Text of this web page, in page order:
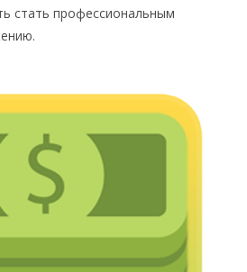
стать профессиональным